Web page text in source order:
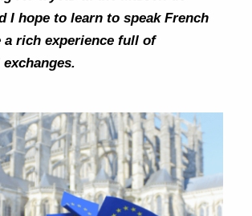
I hope to learn to speak French
a rich experience full of